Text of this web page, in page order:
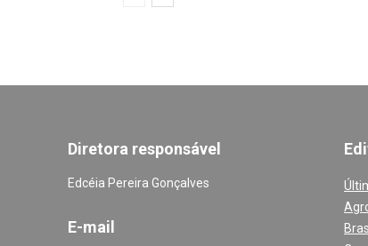
Diretora responsável
Edcéia Pereira Gonçalves
E-mail